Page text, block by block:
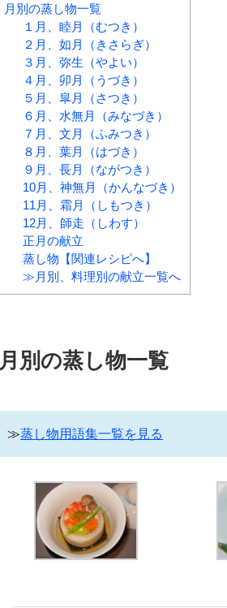
月別の蒸し物一覧
１月、睦月（むつき）
２月、如月（きさらぎ）
３月、弥生（やよい）
４月、卯月（うづき）
５月、皐月（さつき）
６月、水無月（みなづき）
７月、文月（ふみつき）
８月、葉月（はづき）
９月、長月（ながつき）
10月、神無月（かんなづき）
11月、霜月（しもつき）
12月、師走（しわす）
正月の献立
蒸し物【関連レシピへ】
≫月別、料理別の献立一覧へ
月別の蒸し物一覧
≫蒸し物用語集一覧を見る